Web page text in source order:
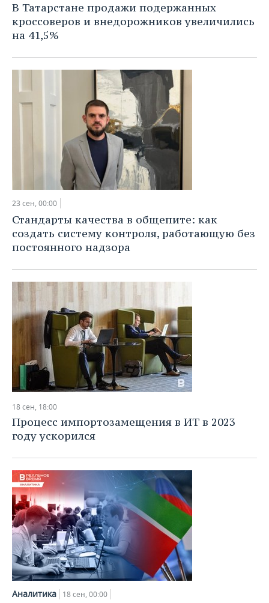
В Татарстане продажи подержанных
кроссоверов и внедорожников увеличились
на 41,5%
23 сен, 00:00
Стандарты качества в общепите: как
создать систему контроля, работающую без
постоянного надзора
18 сен, 18:00
Процесс импортозамещения в ИТ в 2023
году ускорился
Аналитика 18 сен, 00:00